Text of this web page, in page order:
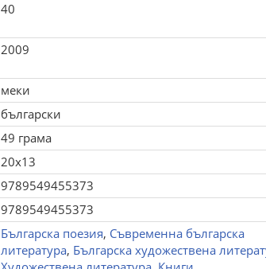
40
2009
меки
български
49 грама
20x13
9789549455373
9789549455373
Българска поезия, Съвременна българска
литература, Българска художествена